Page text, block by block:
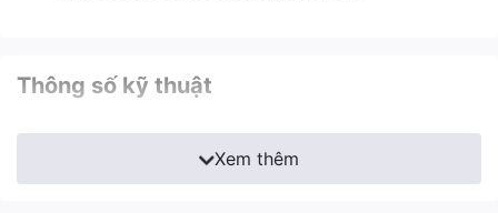
Thông số kỹ thuật
Xem thêm